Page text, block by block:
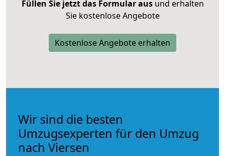
Füllen Sie jetzt das Formular ausund erhalten
Sie kostenlose Angebote
Kostenlose Angebote erhalten
Wir sind die besten
Umzugsexperten für den Umzug
nach Viersen